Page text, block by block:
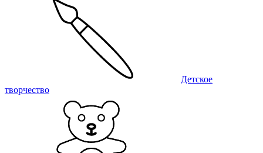
Детское
творчество